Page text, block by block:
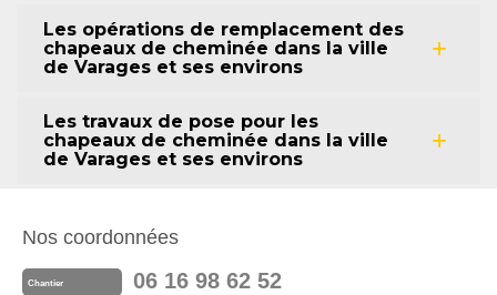
Les opérations de remplacement des
chapeaux de cheminée dans la ville
de Varages et ses environs
Les travaux de pose pour les
chapeaux de cheminée dans la ville
de Varages et ses environs
Nos coordonnées
Chantier 06 16 98 62 52